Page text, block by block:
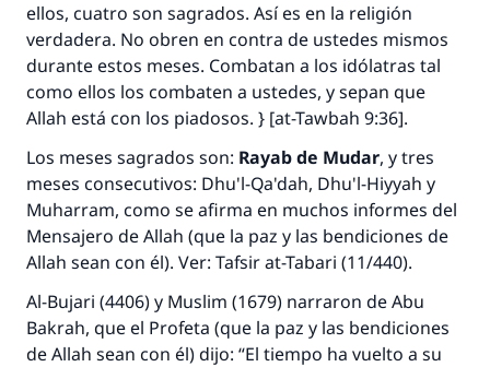
ellos, cuatro son sagrados. Así es en la religión
verdadera. No obren en contra de ustedes mismos
durante estos meses. Combatan a los idólatras tal
como ellos los combaten a ustedes, y sepan que
Allah está con los piadosos. } [at-Tawbah 9:36].
Los meses sagrados son: Rayab de Mudar, y tres
meses consecutivos: Dhu'l-Qa'dah, Dhu'l-Hiyyah y
Muharram, como se afirma en muchos informes del
Mensajero de Allah (que la paz y las bendiciones de
Allah sean con él). Ver: Tafsir at-Tabari (11/440).
Al-Bujari (4406) y Muslim (1679) narraron de Abu
Bakrah, que el Profeta (que la paz y las bendiciones
de Allah sean con él) dijo: “El tiempo ha vuelto a su